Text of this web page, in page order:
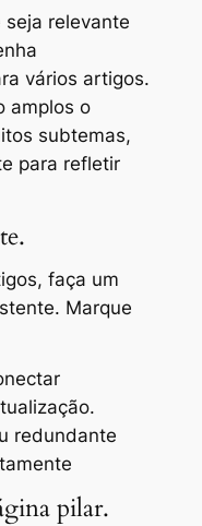
seja relevante
vários artigos.
amplos o
subtemas,
para refletir
faça um
Marque
redundante
pilar.